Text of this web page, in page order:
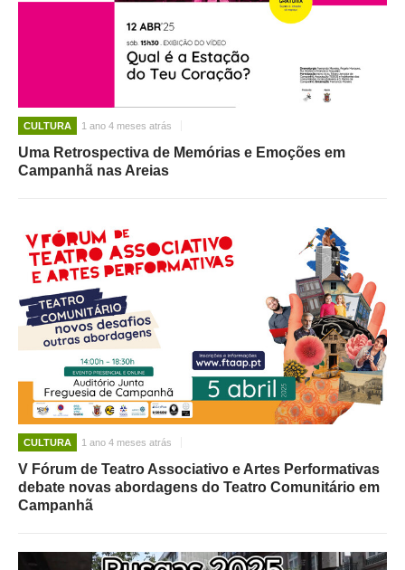
CULTURA 1 ano 4 meses atrás
Uma Retrospectiva de Memórias e Emoções em
Campanhã nas Areias
CULTURA 1 ano 4 meses atrás
V Fórum de Teatro Associativo e Artes Performativas
debate novas abordagens do Teatro Comunitário em
Campanhã